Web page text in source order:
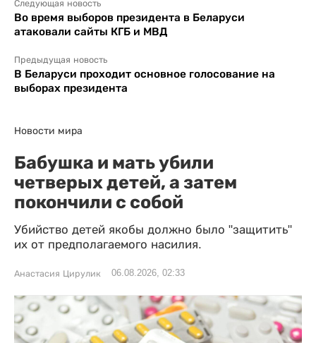
Следующая новость
Во время выборов президента в Беларуси
атаковали сайты КГБ и МВД
Предыдущая новость
В Беларуси проходит основное голосование на
выборах президента
Новости мира
Бабушка и мать убили
четверых детей, а затем
покончили с собой
Убийство детей якобы должно было "защитить"
их от предполагаемого насилия.
Анастасия Цирулик 06.08.2026, 02:33